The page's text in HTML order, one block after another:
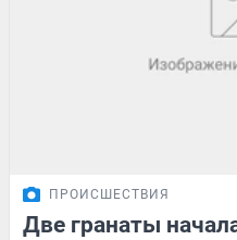
ПРОИСШЕСТВИЯ
Две гранаты